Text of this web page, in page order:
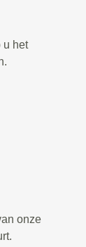
u het
onze